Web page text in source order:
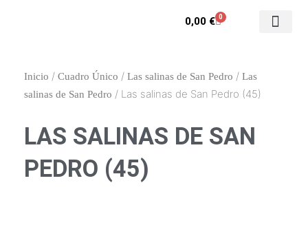
0,00 € 0
Carrito
Inicio / Cuadro Único / Las salinas de San Pedro / Las
salinas de San Pedro / Las salinas de San Pedro (45)
LAS SALINAS DE SAN
PEDRO (45)